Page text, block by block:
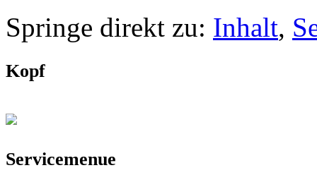
Springe direkt zu: Inhalt,
Kopf
Servicemenue